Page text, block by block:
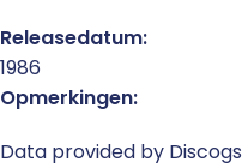
Releasedatum:
1986
Opmerkingen:
Data provided by Discogs